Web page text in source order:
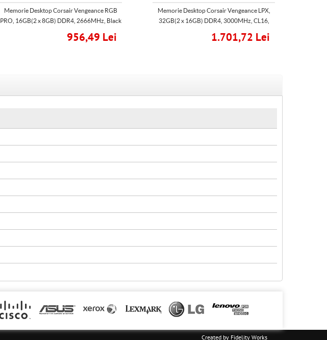
Memorie Desktop Corsair Vengeance RGB
PRO, 16GB(2 x 8GB) DDR4, 2666MHz, Black
956,49 Lei
Memorie Desktop Corsair Vengeance LPX,
32GB(2 x 16GB) DDR4, 3000MHz, CL16,
1.701,72 Lei
Created by Fidelity Works